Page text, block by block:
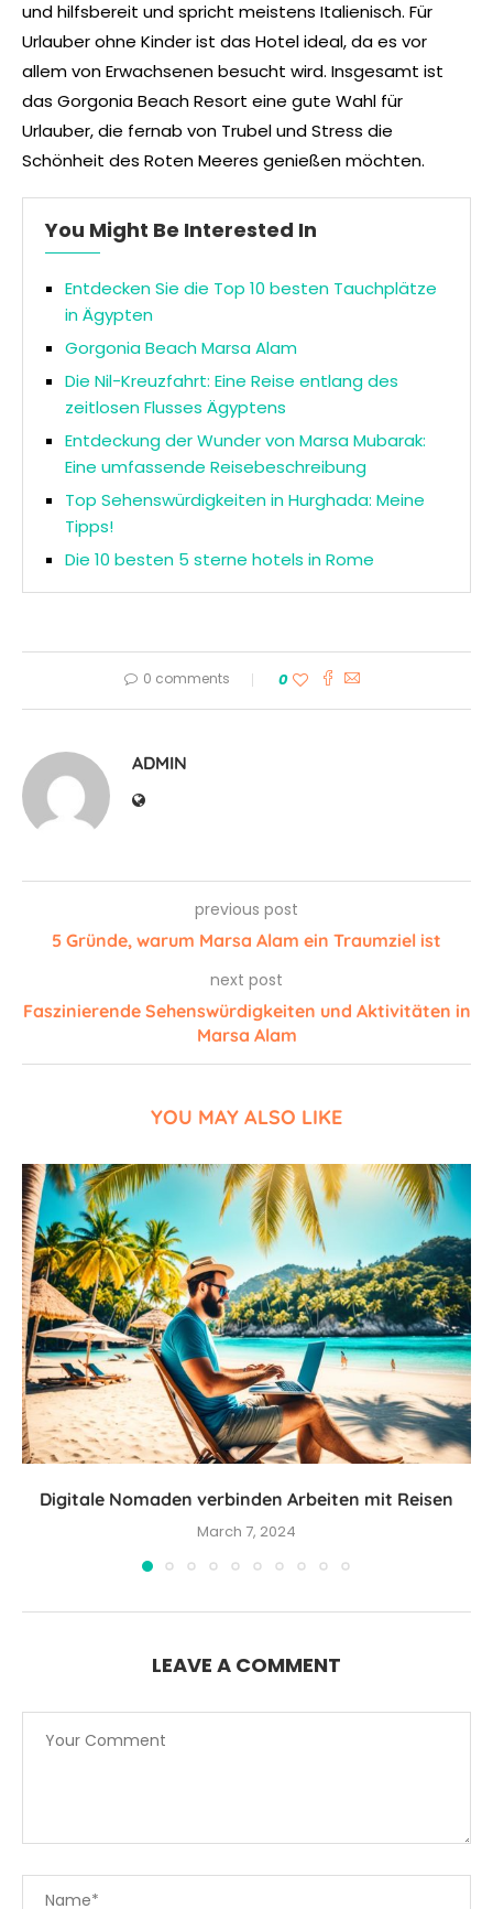
und hilfsbereit und spricht meistens Italienisch. Für
Urlauber ohne Kinder ist das Hotel ideal, da es vor
allem von Erwachsenen besucht wird. Insgesamt ist
das Gorgonia Beach Resort eine gute Wahl für
Urlauber, die fernab von Trubel und Stress die
Schönheit des Roten Meeres genießen möchten.
You Might Be Interested In
Entdecken Sie die Top 10 besten Tauchplätze
in Ägypten
Gorgonia Beach Marsa Alam
Die Nil-Kreuzfahrt: Eine Reise entlang des
zeitlosen Flusses Ägyptens
Entdeckung der Wunder von Marsa Mubarak:
Eine umfassende Reisebeschreibung
Top Sehenswürdigkeiten in Hurghada: Meine
Tipps!
Die 10 besten 5 sterne hotels in Rome
0 comments 0
ADMIN
previous post
5 Gründe, warum Marsa Alam ein Traumziel ist
next post
Faszinierende Sehenswürdigkeiten und Aktivitäten in
Marsa Alam
YOU MAY ALSO LIKE
Digitale Nomaden verbinden Arbeiten mit Reisen
March 7, 2024
LEAVE A COMMENT